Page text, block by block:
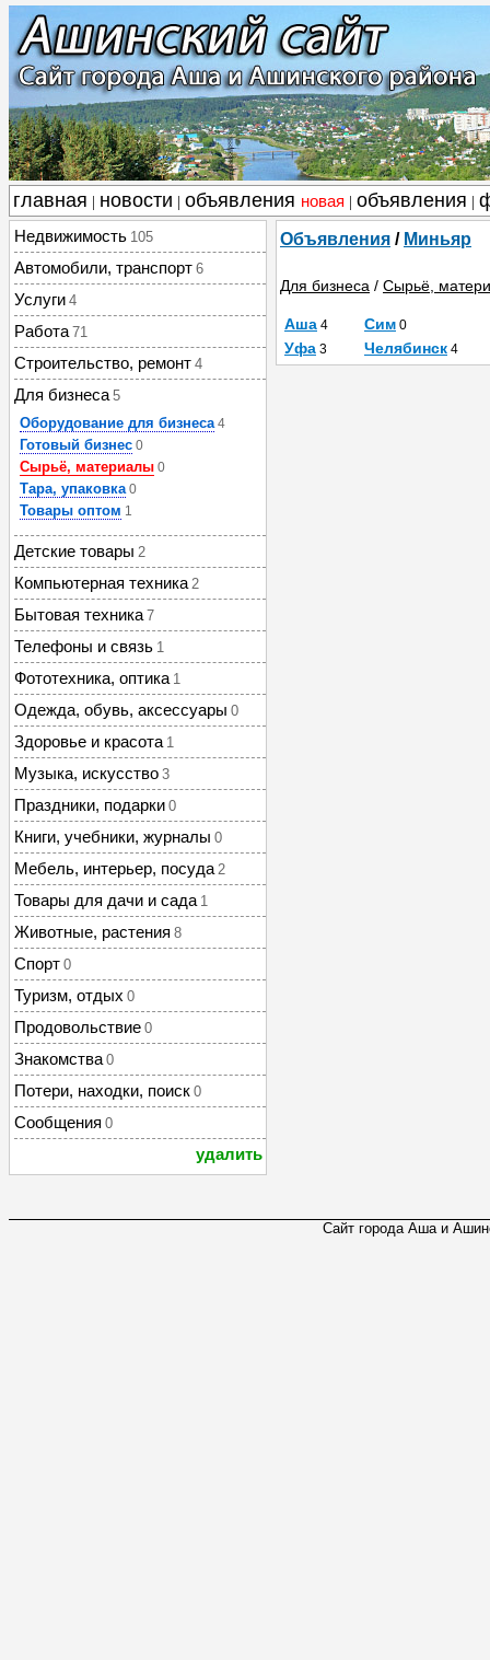
главная новости объявления новая объявления
Недвижимость 105
Автомобили, транспорт 6
Услуги 4
Работа 71
Строительство, ремонт 4
Для бизнеса 5
Оборудование для бизнеса 4
Готовый бизнес 0
Сырьё, материалы 0
Тара, упаковка 0
Товары оптом 1
Детские товары 2
Компьютерная техника 2
Бытовая техника 7
Телефоны и связь 1
Фототехника, оптика 1
Одежда, обувь, аксессуары 0
Здоровье и красота 1
Музыка, искусство 3
Праздники, подарки 0
Книги, учебники, журналы 0
Мебель, интерьер, посуда 2
Товары для дачи и сада 1
Животные, растения 8
Спорт 0
Туризм, отдых 0
Продовольствие 0
Знакомства 0
Потери, находки, поиск 0
Сообщения 0
удалить
Объявления / Миньяр
Для бизнеса / Сырьё,
Аша 4 Сим 0
Уфа 3 Челябинск 4
Сайт города Аша и